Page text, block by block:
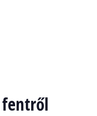
fentről